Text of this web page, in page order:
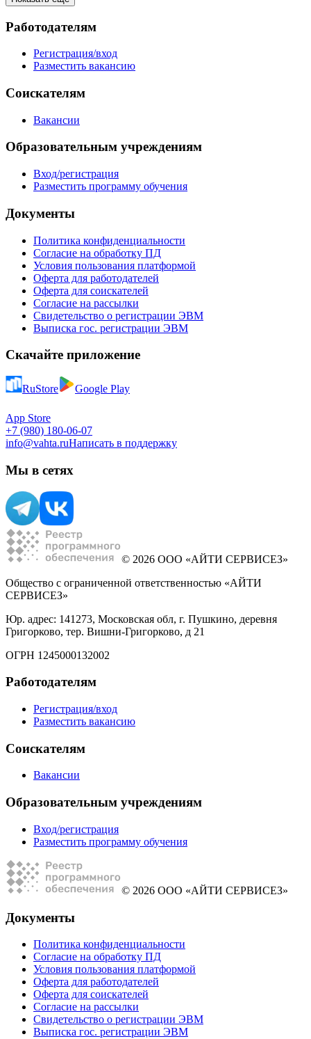
Работодателям
Регистрация/вход
Разместить вакансию
Соискателям
Вакансии
Образовательным учреждениям
Вход/регистрация
Разместить программу обучения
Документы
Политика конфиденциальности
Согласие на обработку ПД
Условия пользования платформой
Оферта для работодателей
Оферта для соискателей
Согласие на рассылки
Свидетельство о регистрации ЭВМ
Выписка гос. регистрации ЭВМ
Скачайте приложение
RuStore Google Play
App Store
+7 (980) 180-06-07
info@vahta.ruНаписать в поддержку
Мы в сетях
© 2026 ООО «АЙТИ СЕРВИСЕЗ»
Общество с ограниченной ответственностью «АЙТИ
СЕРВИСЕЗ»
Юр. адрес: 141273, Московская обл, г. Пушкино, деревня
Григорково, тер. Вишни-Григорково, д 21
ОГРН 1245000132002
Работодателям
Регистрация/вход
Разместить вакансию
Соискателям
Вакансии
Образовательным учреждениям
Вход/регистрация
Разместить программу обучения
© 2026 ООО «АЙТИ СЕРВИСЕЗ»
Документы
Политика конфиденциальности
Согласие на обработку ПД
Условия пользования платформой
Оферта для работодателей
Оферта для соискателей
Согласие на рассылки
Свидетельство о регистрации ЭВМ
Выписка гос. регистрации ЭВМ